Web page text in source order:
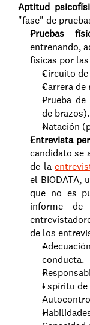
Aptitud
"fase" de
Pruebas
entrenando,
físicas por
Circuito
Carrera
Prueba
de brazos).
Natación
Entrevista
candidato se
de la
el BIODATA,
que no es
informe
de los
conducta.
Espíritu de